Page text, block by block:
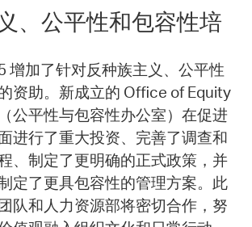
、公平性和包容性培
增加了针对反种族主义、公平性
资助。新成立的 Office of Equity
公平性与包容性办公室）在促进
进行了重大投资、完善了调查和
、制定了更明确的正式政策，并
定了更具包容性的管理方案。此
队和人力资源部将密切合作，努